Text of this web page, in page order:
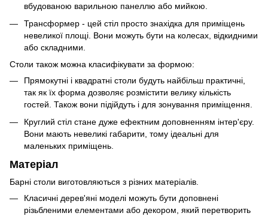
вбудованою варильною панеллю або мийкою.
Трансформер - цей стіл просто знахідка для приміщень
невеликої площі. Вони можуть бути на колесах, відкидними
або складними.
Столи також можна класифікувати за формою:
Прямокутні і квадратні столи будуть найбільш практичні,
так як їх форма дозволяє розмістити велику кількість
гостей. Також вони підійдуть і для зонування приміщення.
Круглий стіл стане дуже ефектним доповненням інтер'єру.
Вони мають невеликі габарити, тому ідеальні для
маленьких приміщень.
Матеріал
Барні столи виготовляються з різних матеріалів.
Класичні дерев'яні моделі можуть бути доповнені
різьбленими елементами або декором, який перетворить